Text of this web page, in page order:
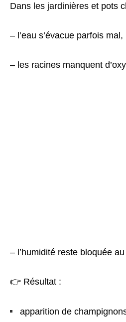
Dans les jardinières et pots
– l’eau s’évacue parfois mal,
– les racines manquent
– l’humidité reste bloquée
👉 Résultat :
apparition de